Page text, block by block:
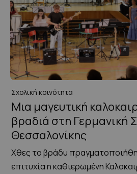
Σχολική κοινότητα
Μια μαγευτική
βραδιά στη Γερμανική
Θεσσαλονίκης
Χθες το βράδυ
επιτυχία η καθιερωμένη